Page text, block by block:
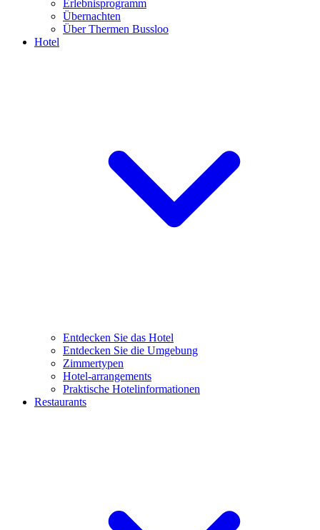
Erlebnisprogramm
Übernachten
Über Thermen Bussloo
Hotel
Entdecken Sie das Hotel
Entdecken Sie die Umgebung
Zimmertypen
Hotel-arrangements
Praktische Hotelinformationen
Restaurants